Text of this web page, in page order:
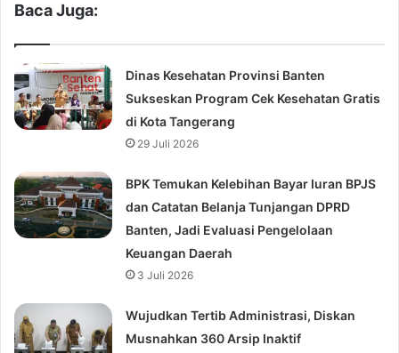
Baca Juga:
Dinas Kesehatan Provinsi Banten
Sukseskan Program Cek Kesehatan Gratis
di Kota Tangerang
29 Juli 2026
BPK Temukan Kelebihan Bayar Iuran BPJS
dan Catatan Belanja Tunjangan DPRD
Banten, Jadi Evaluasi Pengelolaan
Keuangan Daerah
3 Juli 2026
Wujudkan Tertib Administrasi, Diskan
Musnahkan 360 Arsip Inaktif